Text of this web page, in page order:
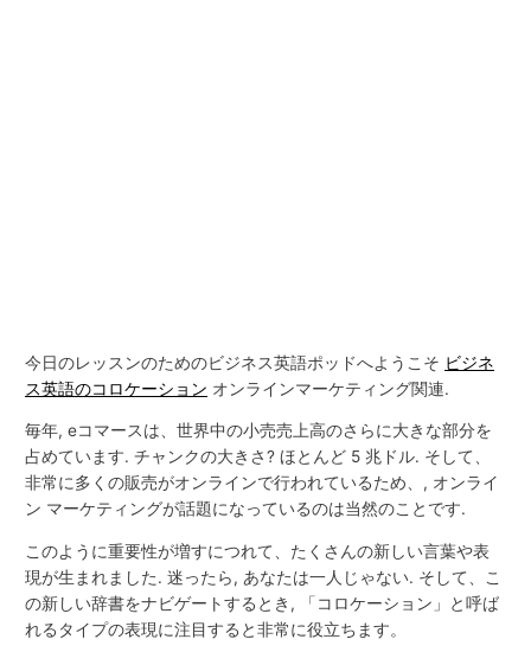
今日のレッスンのためのビジネス英語ポッドへようこそ ビジネ
ス英語のコロケーション オンラインマーケティング関連.
毎年, eコマースは、世界中の小売売上高のさらに大きな部分を
占めています. チャンクの大きさ? ほとんど 5 兆ドル. そして、
非常に多くの販売がオンラインで行われているため、, オンライ
ン マーケティングが話題になっているのは当然のことです.
このように重要性が増すにつれて、たくさんの新しい言葉や表
現が生まれました. 迷ったら, あなたは一人じゃない. そして、こ
の新しい辞書をナビゲートするとき, 「コロケーション」と呼ば
れるタイプの表現に注目すると非常に役立ちます。